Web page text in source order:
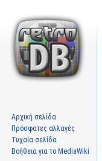
Αρχική σελίδα
Πρόσφατες αλλαγές
Τυχαία σελίδα
Βοήθεια για το MediaWiki